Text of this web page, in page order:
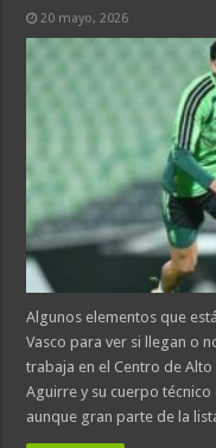
20 mayo, 2026
Algunos elementos que
Vasco para ver si llegan o
trabaja en el Centro de
Aguirre y su cuerpo
aunque gran parte de la